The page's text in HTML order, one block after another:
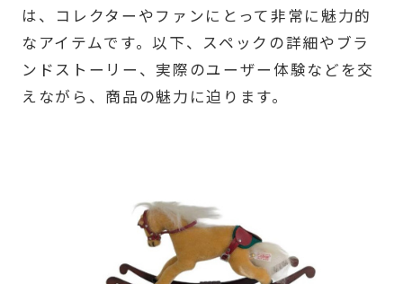
は、コレクターやファンにとって非常に魅力的
なアイテムです。以下、スペックの詳細やブラ
ンドストーリー、実際のユーザー体験などを交
えながら、商品の魅力に迫ります。